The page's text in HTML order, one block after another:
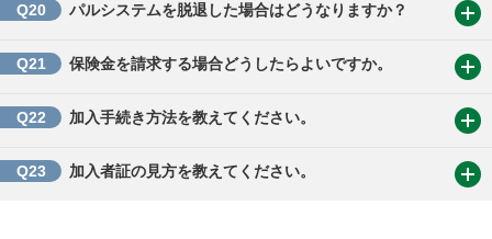
Q20 パルシステムを脱退した場合はどうなりますか？
Q21 保険金を請求する場合どうしたらよいですか。
Q22 加入手続き方法を教えてください。
Q23 加入者証の見方を教えてください。